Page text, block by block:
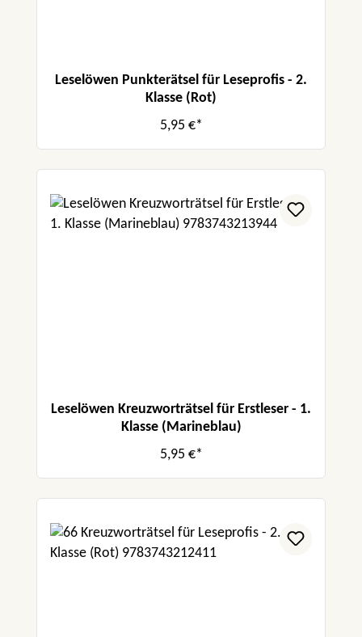
Leselöwen Punkterätsel für Leseprofis - 2.
Klasse (Rot)
5,95 €*
Leselöwen Kreuzworträtsel für Erstleser - 1.
Klasse (Marineblau)
5,95 €*